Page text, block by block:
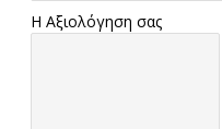
Η Αξιολόγηση σας